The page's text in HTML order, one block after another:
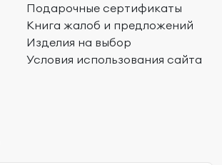
Подарочные сертификаты
Книга жалоб и предложений
Изделия на выбор
Условия использования сайта